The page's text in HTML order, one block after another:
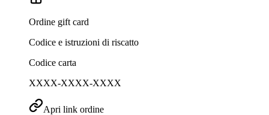
Ordine gift card
Codice e istruzioni di riscatto
Codice carta
XXXX-XXXX-XXXX
Apri link ordine